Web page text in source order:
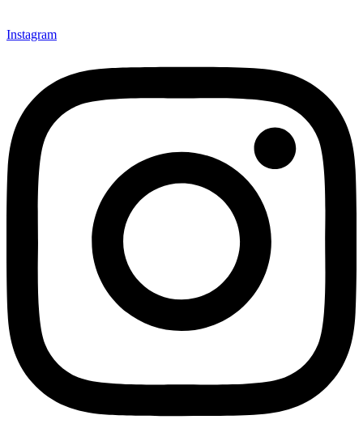
Instagram